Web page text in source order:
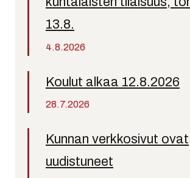
13.8.
4.8.2026
Koulut alkaa 12.8.2026
28.7.2026
Kunnan verkkosivut ovat
uudistuneet